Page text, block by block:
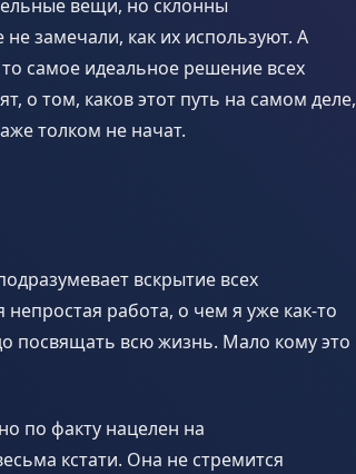
вещи, но склонны
замечали, как их используют. А
то самое идеальное решение всех
о том, каков этот путь на самом деле,
толком не начат.
вскрытие всех
работа, о чем я уже как-то
посвящать всю жизнь. Мало кому это
по факту нацелен на
кстати. Она не стремится